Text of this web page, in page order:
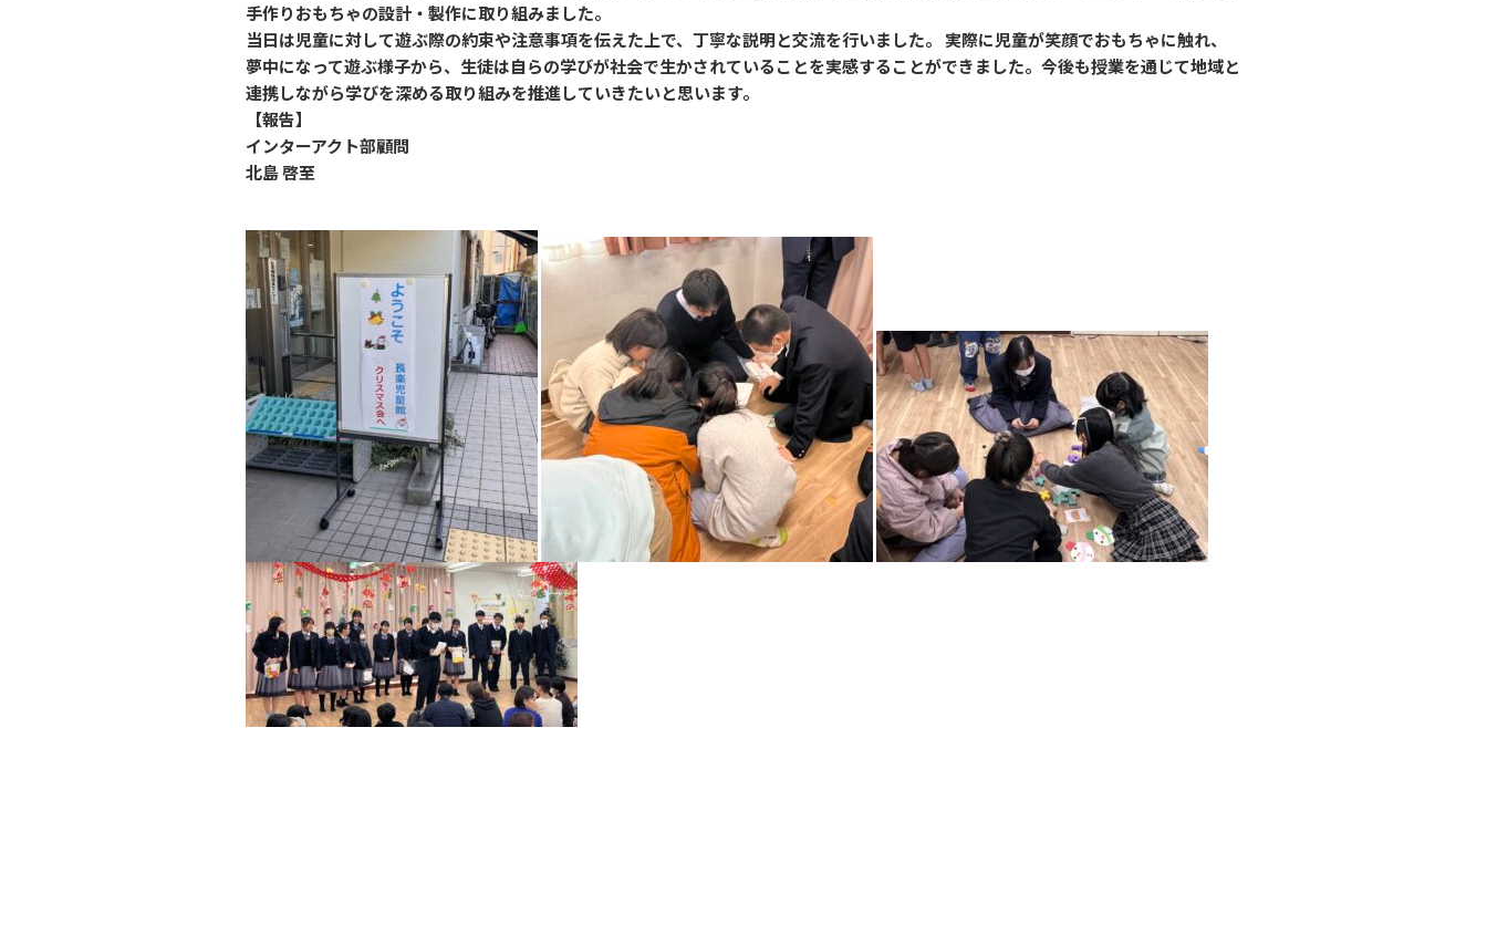
手作りおもちゃの設計・製作に取り組みました。
当日は児童に対して遊ぶ際の約束や注意事項を伝えた上で、丁寧な説明と交流を行いました。 実際に児童が笑顔でおもちゃに触れ、
夢中になって遊ぶ様子から、生徒は自らの学びが社会で生かされていることを実感することができました。今後も授業を通じて地域と
連携しながら学びを深める取り組みを推進していきたいと思います。
【報告】
インターアクト部顧問
北島 啓至